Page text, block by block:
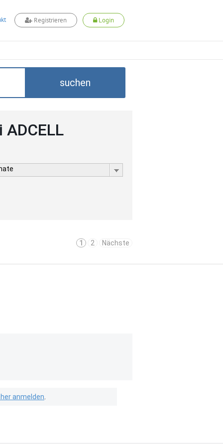
Registrieren Login
suchen
1 2 Nächste
anmelden